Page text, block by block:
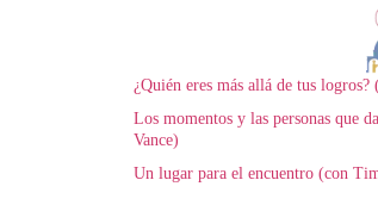
¿Quién eres más allá de tus
Los momentos y las personas que
Vance)
Un lugar para el encuentro (con